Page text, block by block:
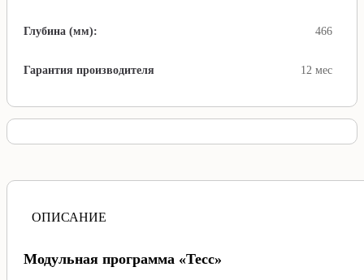
Глубина (мм): 466
Гарантия производителя 12 мес
ОПИСАНИЕ
Модульная программа «Тесс»